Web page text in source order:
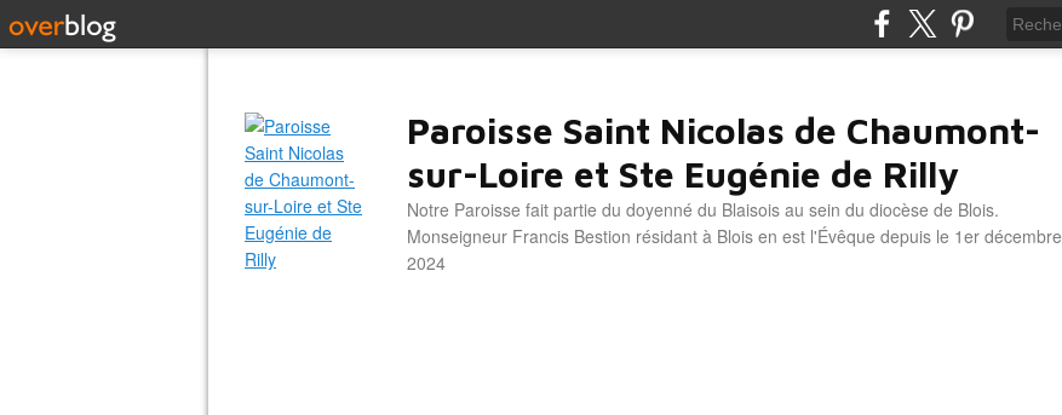
Paroisse Saint Nicolas de Chaumont-
sur-Loire et Ste Eugénie de Rilly
Notre Paroisse fait partie du doyenné du Blaisois au sein du diocèse de Blois.
Monseigneur Francis Bestion résidant à Blois en est l'Évêque depuis le 1er décembre
2024